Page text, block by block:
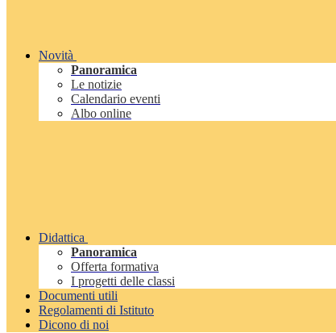
Novità
Panoramica
Le notizie
Calendario eventi
Albo online
Didattica
Panoramica
Offerta formativa
I progetti delle classi
Documenti utili
Regolamenti di Istituto
Dicono di noi